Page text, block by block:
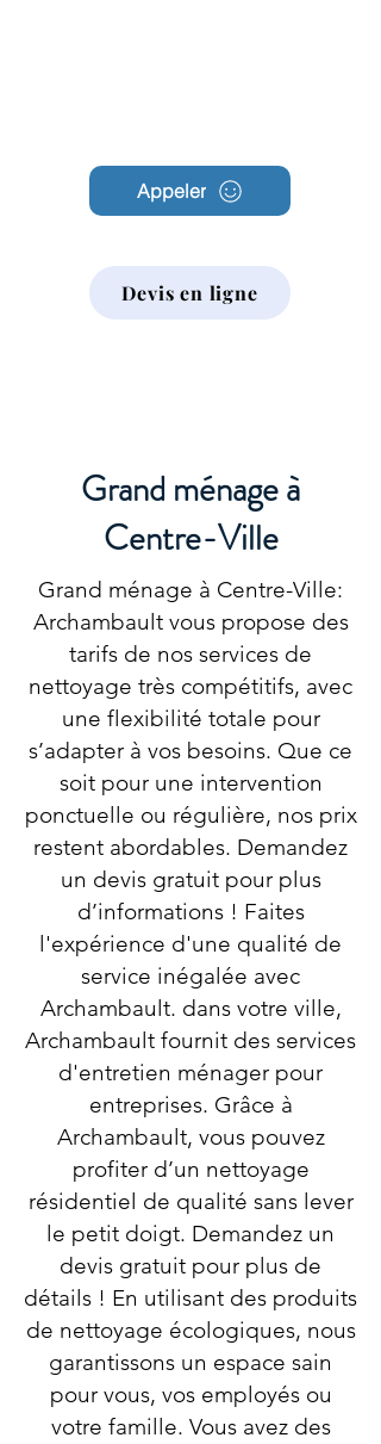
Appeler
Devis en ligne
Grand ménage à
Centre-Ville
Grand ménage à Centre-Ville:
Archambault vous propose des
tarifs de nos services de
nettoyage très compétitifs, avec
une flexibilité totale pour
s’adapter à vos besoins. Que ce
soit pour une intervention
ponctuelle ou régulière, nos prix
restent abordables. Demandez
un devis gratuit pour plus
d’informations ! Faites
l'expérience d'une qualité de
service inégalée avec
Archambault. dans votre ville,
Archambault fournit des services
d'entretien ménager pour
entreprises. Grâce à
Archambault, vous pouvez
profiter d’un nettoyage
résidentiel de qualité sans lever
le petit doigt. Demandez un
devis gratuit pour plus de
détails ! En utilisant des produits
de nettoyage écologiques, nous
garantissons un espace sain
pour vous, vos employés ou
votre famille. Vous avez des